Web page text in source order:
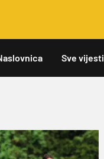
Sve vijesti